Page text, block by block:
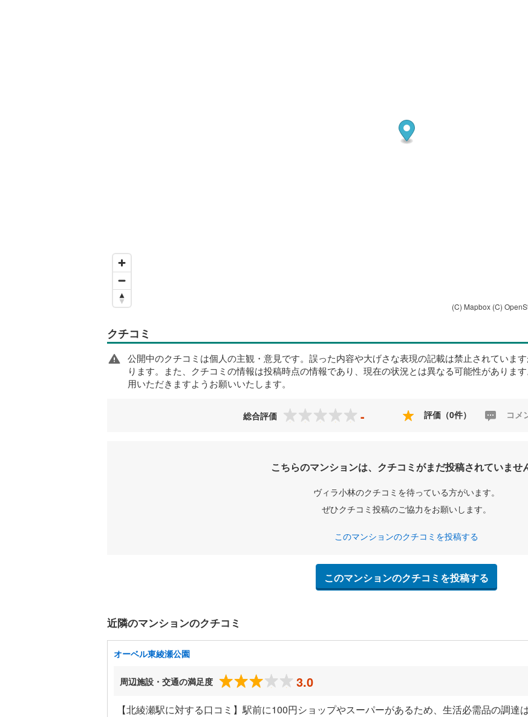
(C) Mapbox (C)
クチコミ
公開中のクチコミは個人の主観・意見です。誤った内容や大げさな表現の記載は禁止されていま
ります。また、クチコミの情報は投稿時点の情報であり、現在の状況とは異なる可能性がありま
用いただきますようお願いいたします。
総合評価 - 評価（0件） コメ
こちらのマンションは、クチコミがまだ投稿されていませ
ヴィラ小林のクチコミを待っている方がいます。
ぜひクチコミ投稿のご協力をお願いします。
このマンションのクチコミを投稿する
このマンションのクチコミを投稿する
近隣のマンションのクチコミ
オーベル東綾瀬公園
周辺施設・交通の満足度 3.0
【北綾瀬駅に対する口コミ】駅前に100円ショップやスーパーがあるため、生活必需品の調達